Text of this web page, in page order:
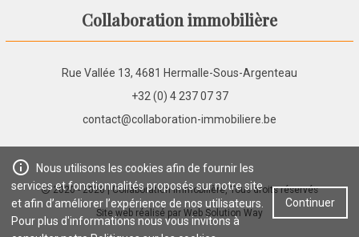
Continuer
Nous utilisons les cookies afin de fournir les
services et fonctionnalités proposés sur notre site
et afin d’améliorer l’expérience de nos utilisateurs.
Pour plus d'informations nous vous invitons à
Collaboration immobilière
Rue Vallée 13, 4681 Hermalle-Sous-Argenteau
+32 (0) 4 237 07 37
contact@collaboration-immobiliere.be
2020 - 2026| Collaboration immobilière, Tous droits réservés
Site web réalisé par Web Solution Way